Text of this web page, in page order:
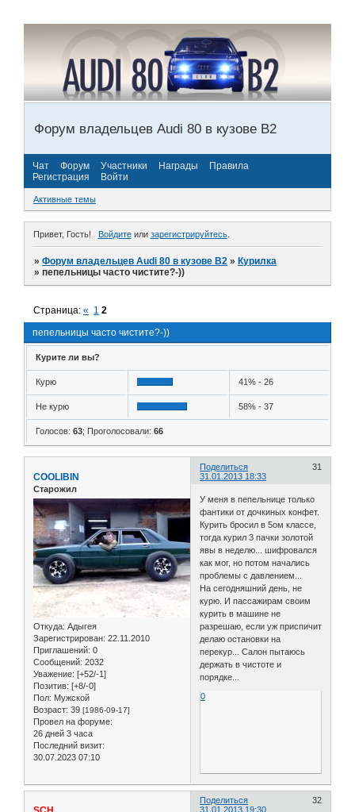
Форум владельцев Audi 80 в кузове В2
Чат Форум Участники Награды
Правила
Регистрация
Войти
Активные темы
Привет, Гость! Войдитеили зарегистрируйтесь.
»Форум владельцев Audi 80 в кузове В2 »Курилка
»пепельницы часто чистите?-))
пепельницы часто чистите?-))
Страница:« 1 2
Курите ли вы?
Курю 41% - 26
Не курю 58% - 37
Голосов: 63; Проголосовали: 66
Поделиться
31
31.01.2013 18:33
COOLIBIN
Старожил
Откуда: Адыгея
Зарегистрирован: 22.11.2010
Приглашений: 0
Сообщений: 2032
Уважение: [+52/-1]
Позитив: [+8/-0]
Пол: Мужской
Возраст: 39 [1986-09-17]
Провел на форуме:
26 дней 3 часа
Последний визит:
30.07.2023 07:10
У меня в пепельнице только
фантики от дочкиных конфет.
Курить бросил в 5ом классе,
тогда курил 3 пачки золотой
явы в неделю... шифровался
как мог, но потом начались
проблемы с давлением...
На сегодняшний день, не
курю. И пассажирам своим
курить в машине не
разрешаю, если уж приспичит
делаю остановки на
перекур... Салон пытаюсь
держать в чистоте и
порядке...
0
Поделиться
32
31.01.2013 19:30